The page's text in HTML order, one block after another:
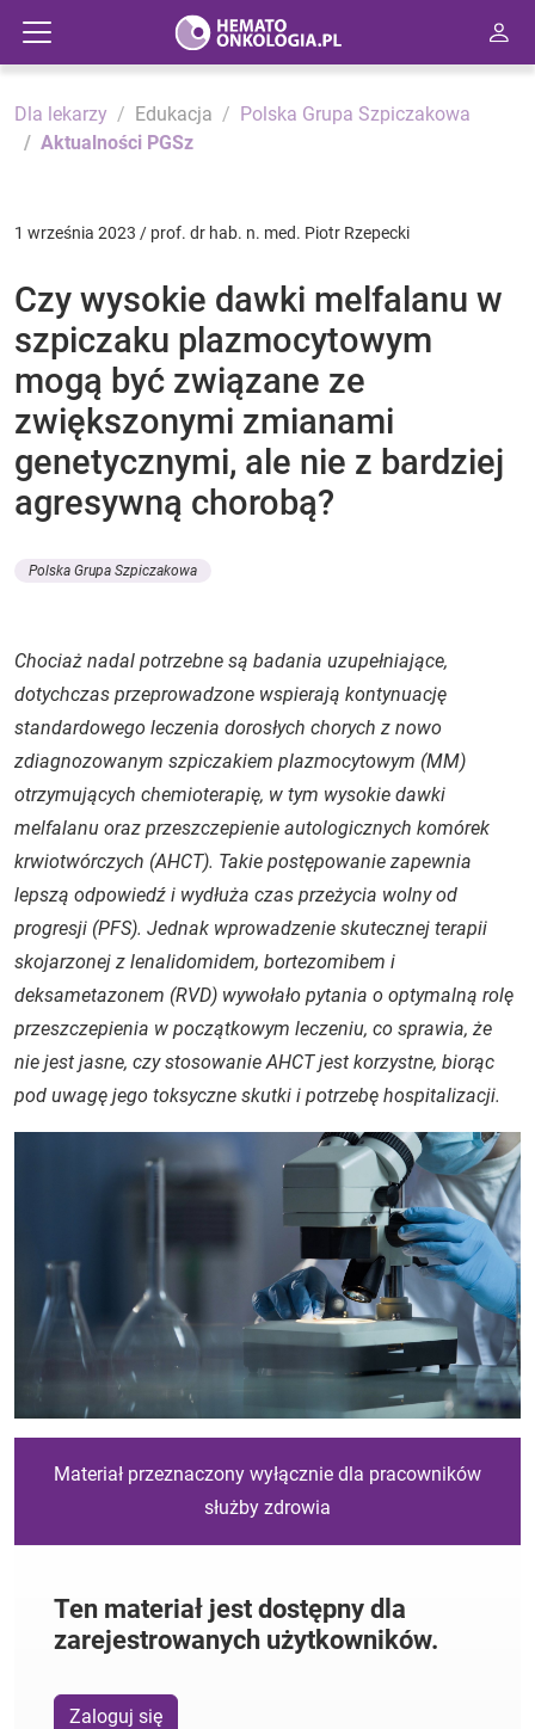
Dla lekarzy Edukacja
Polska Grupa Szpiczakowa
Aktualności PGSz
1 września 2023 / prof. dr hab. n. med. Piotr Rzepecki
Czy wysokie dawki melfalanu w
szpiczaku plazmocytowym
mogą być związane ze
zwiększonymi zmianami
genetycznymi, ale nie z bardziej
agresywną chorobą?
Polska Grupa Szpiczakowa
Chociaż nadal potrzebne są badania uzupełniające,
dotychczas przeprowadzone wspierają kontynuację
standardowego leczenia dorosłych chorych z nowo
zdiagnozowanym szpiczakiem plazmocytowym (MM)
otrzymujących chemioterapię, w tym wysokie dawki
melfalanu oraz przeszczepienie autologicznych komórek
krwiotwórczych (AHCT). Takie postępowanie zapewnia
lepszą odpowiedź i wydłuża czas przeżycia wolny od
progresji (PFS). Jednak wprowadzenie skutecznej terapii
skojarzonej z lenalidomidem, bortezomibem i
deksametazonem (RVD) wywołało pytania o optymalną rolę
przeszczepienia w początkowym leczeniu, co sprawia, że
nie jest jasne, czy stosowanie AHCT jest korzystne, biorąc
pod uwagę jego toksyczne skutki i potrzebę hospitalizacji.
Materiał przeznaczony wyłącznie dla pracowników
służby zdrowia
Ten materiał jest dostępny dla
zarejestrowanych użytkowników.
Zaloguj się